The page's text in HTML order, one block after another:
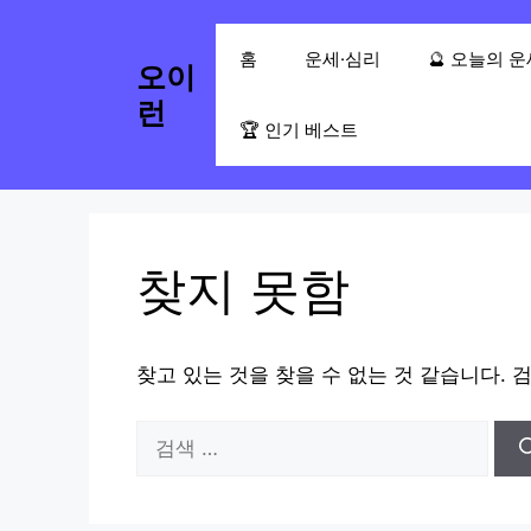
뛰
오이
런
홈 운세·심리 🔮 오늘의 운
🏆 인기 베스트
찾지 못함
찾고 있는 것을 찾을 수 없는 것 같습니다.
색: